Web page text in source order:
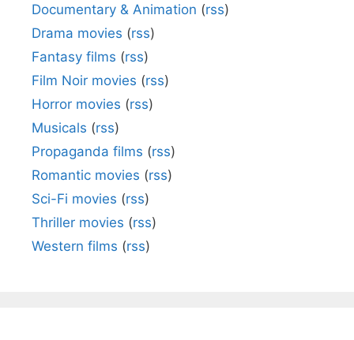
Documentary & Animation (rss)
Drama movies (rss)
Fantasy films (rss)
Film Noir movies (rss)
Horror movies (rss)
Musicals (rss)
Propaganda films (rss)
Romantic movies (rss)
Sci-Fi movies (rss)
Thriller movies (rss)
Western films (rss)